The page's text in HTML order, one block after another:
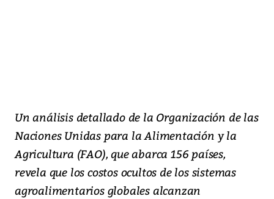
Un análisis detallado de la Organización de las
Naciones Unidas para la Alimentación y la
Agricultura (FAO), que abarca 156 países,
revela que los costos ocultos de los sistemas
agroalimentarios globales alcanzan